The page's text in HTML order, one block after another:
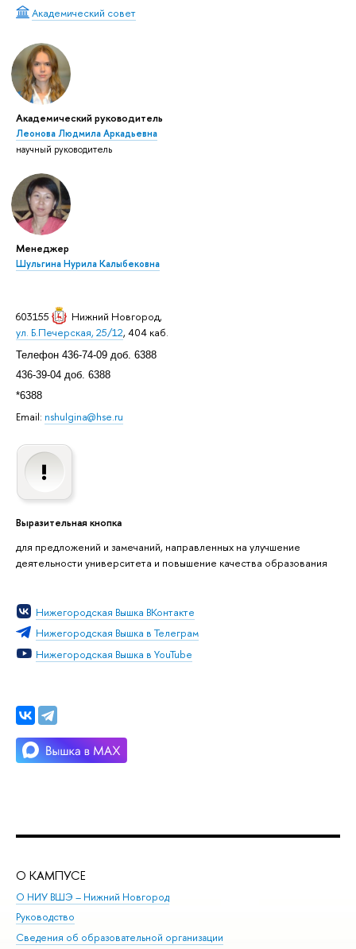
Академический совет
Академический руководитель
Леонова Людмила Аркадьевна
научный руководитель
Менеджер
Шульгина Нурила Калыбековна
603155 Нижний Новгород,
ул. Б.Печерская, 25/12, 404 каб.
Телефон 436-74-09 доб. 6388
436-39-04 доб. 6388
*6388
Email: nshulgina@hse.ru
Выразительная кнопка
для предложений и замечаний, направленных на улучшение
деятельности университета и повышение качества образования
Нижегородская Вышка ВКонтакте
Нижегородская Вышка в Телеграм
Нижегородская Вышка в YouTube
О КАМПУСЕ
О НИУ ВШЭ – Нижний Новгород
Руководство
Сведения об образовательной организации